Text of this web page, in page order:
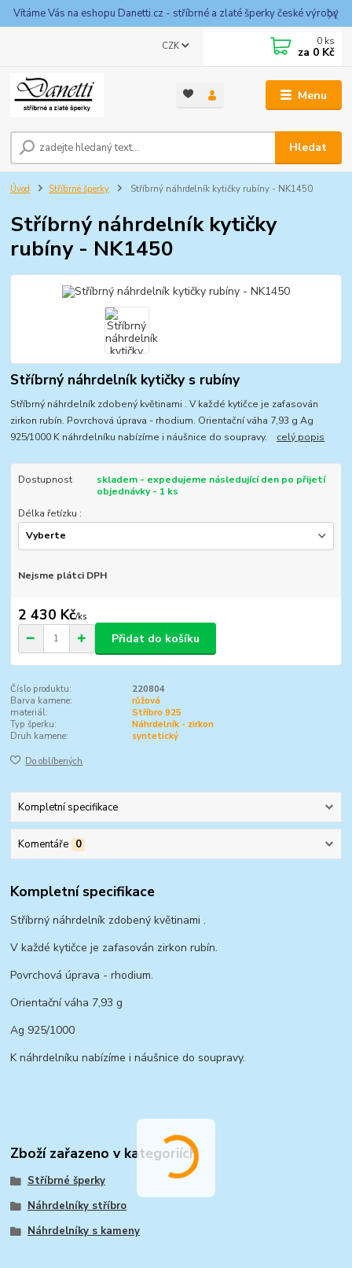
Vítáme Vás na eshopu Danetti.cz - stříbrné a zlaté šperky české výroby
Menu
CZK
Hledat
0 ks
za 0 Kč
Úvod Stříbrné šperky Stříbrný náhrdelník kytičky rubíny - NK1450
Stříbrný náhrdelník kytičky
rubíny - NK1450
Stříbrný náhrdelník kytičky s rubíny
Stříbrný náhrdelník zdobený květinami . V každé kytičce je zafasován
zirkon rubín. Povrchová úprava - rhodium. Orientační váha 7,93 g Ag
925/1000 K náhrdelníku nabízíme i náušnice do soupravy. celý popis
Dostupnost
skladem - expedujeme následující den po přijetí
objednávky - 1 ks
Délka řetízku :
Nejsme plátci DPH
2 430 Kč/ks
Přidat do košíku
Číslo produktu:
220804
Barva kamene:
růžová
materiál:
Stříbro 925
Typ šperku:
Náhrdelník - zirkon
Druh kamene:
syntetický
Do oblíbených
Kompletní specifikace
Komentáře 0
Kompletní specifikace
Stříbrný náhrdelník zdobený květinami .
V každé kytičce je zafasován zirkon rubín.
Povrchová úprava - rhodium.
Orientační váha 7,93 g
Ag 925/1000
K náhrdelníku nabízíme i náušnice do soupravy.
Zboží zařazeno v kategoriích
Stříbrné šperky
Náhrdelníky stříbro
Náhrdelníky s kameny